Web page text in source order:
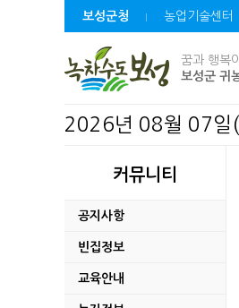
보성군청 농업기술센터
꿈과 행복
보성군 귀
2026년 08월 07일
커뮤니티
공지사항
빈집정보
교육안내